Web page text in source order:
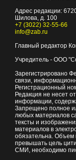
Адрес редакции:
Шилова, д. 100
+7 (3022) 32-55-66
info@zab.ru
Главный редактор
Учредитель - ООО
Зарегистрировано
связи,
Регистрационный
Редакция не несет
информации,
Запрещено полное
любых материалов
тексты и
материалов в
обязательна.
превышать цель
СМИ, необходимо